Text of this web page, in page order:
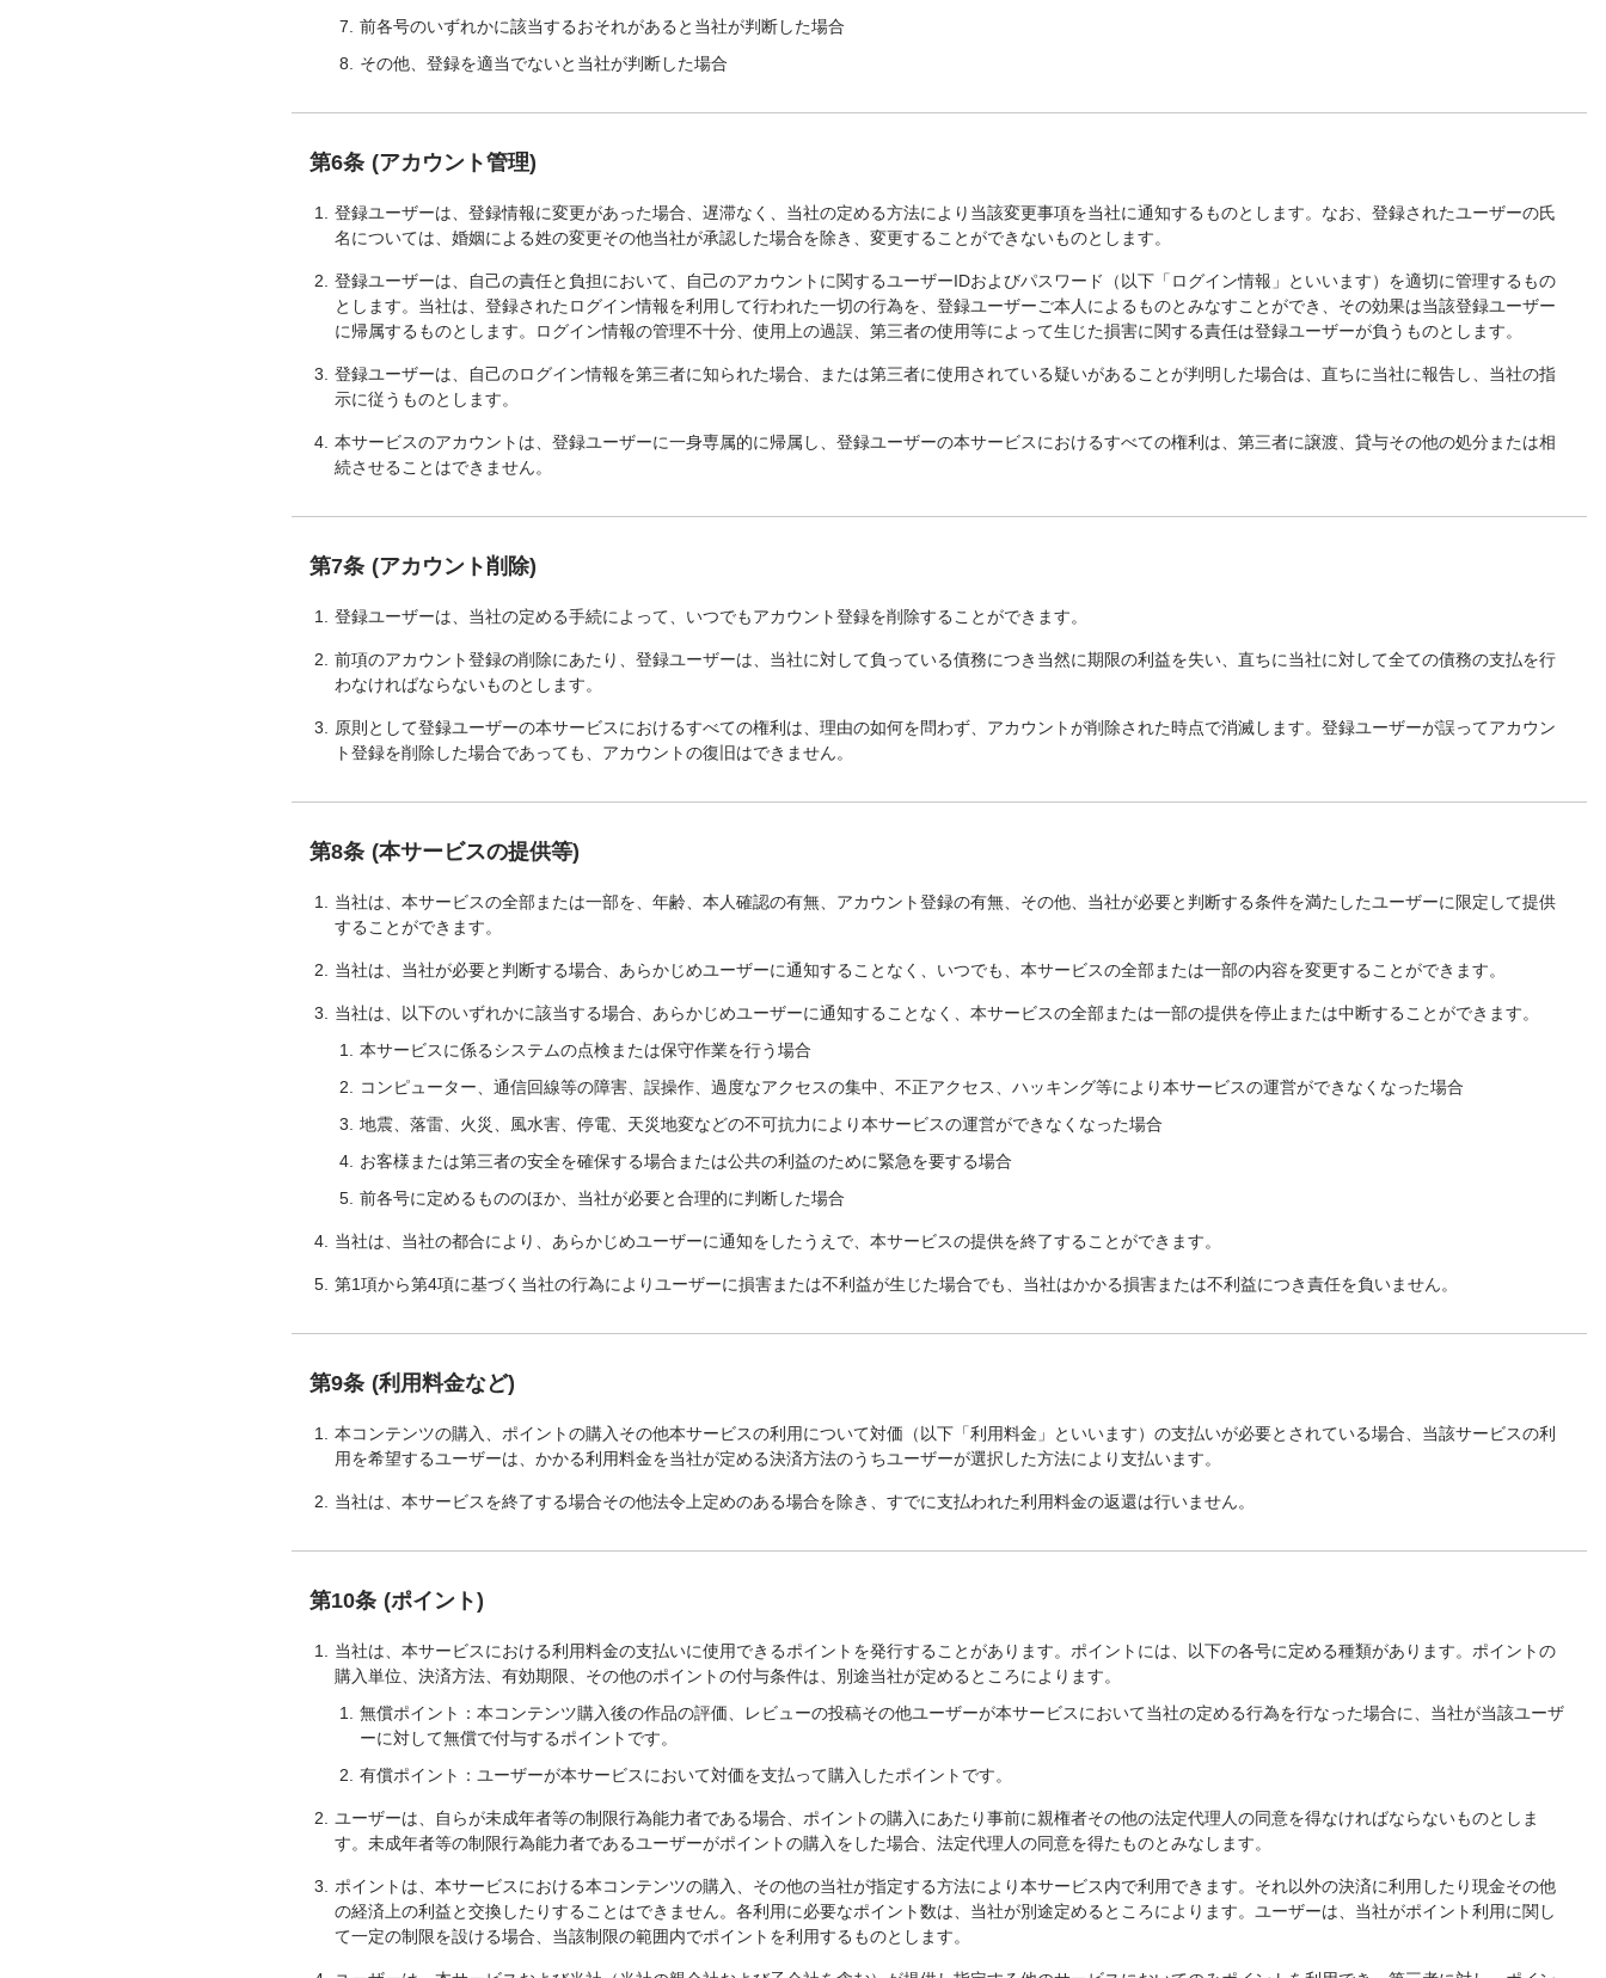
前各号のいずれかに該当するおそれがあると当社が判断した場合
その他、登録を適当でないと当社が判断した場合
第6条 (アカウント管理)
登録ユーザーは、登録情報に変更があった場合、遅滞なく、当社の定める方法により当該変更事項を当社に通知するものとします。なお、登録されたユーザーの氏
名については、婚姻による姓の変更その他当社が承認した場合を除き、変更することができないものとします。
登録ユーザーは、自己の責任と負担において、自己のアカウントに関するユーザーIDおよびパスワード（以下「ログイン情報」といいます）を適切に管理するもの
とします。当社は、登録されたログイン情報を利用して行われた一切の行為を、登録ユーザーご本人によるものとみなすことができ、その効果は当該登録ユーザー
に帰属するものとします。ログイン情報の管理不十分、使用上の過誤、第三者の使用等によって生じた損害に関する責任は登録ユーザーが負うものとします。
登録ユーザーは、自己のログイン情報を第三者に知られた場合、または第三者に使用されている疑いがあることが判明した場合は、直ちに当社に報告し、当社の指
示に従うものとします。
本サービスのアカウントは、登録ユーザーに一身専属的に帰属し、登録ユーザーの本サービスにおけるすべての権利は、第三者に譲渡、貸与その他の処分または相
続させることはできません。
第7条 (アカウント削除)
登録ユーザーは、当社の定める手続によって、いつでもアカウント登録を削除することができます。
前項のアカウント登録の削除にあたり、登録ユーザーは、当社に対して負っている債務につき当然に期限の利益を失い、直ちに当社に対して全ての債務の支払を行
わなければならないものとします。
原則として登録ユーザーの本サービスにおけるすべての権利は、理由の如何を問わず、アカウントが削除された時点で消滅します。登録ユーザーが誤ってアカウン
ト登録を削除した場合であっても、アカウントの復旧はできません。
第8条 (本サービスの提供等)
当社は、本サービスの全部または一部を、年齢、本人確認の有無、アカウント登録の有無、その他、当社が必要と判断する条件を満たしたユーザーに限定して提供
することができます。
当社は、当社が必要と判断する場合、あらかじめユーザーに通知することなく、いつでも、本サービスの全部または一部の内容を変更することができます。
当社は、以下のいずれかに該当する場合、あらかじめユーザーに通知することなく、本サービスの全部または一部の提供を停止または中断することができます。
本サービスに係るシステムの点検または保守作業を行う場合
コンピューター、通信回線等の障害、誤操作、過度なアクセスの集中、不正アクセス、ハッキング等により本サービスの運営ができなくなった場合
地震、落雷、火災、風水害、停電、天災地変などの不可抗力により本サービスの運営ができなくなった場合
お客様または第三者の安全を確保する場合または公共の利益のために緊急を要する場合
前各号に定めるもののほか、当社が必要と合理的に判断した場合
当社は、当社の都合により、あらかじめユーザーに通知をしたうえで、本サービスの提供を終了することができます。
第1項から第4項に基づく当社の行為によりユーザーに損害または不利益が生じた場合でも、当社はかかる損害または不利益につき責任を負いません。
第9条 (利用料金など)
本コンテンツの購入、ポイントの購入その他本サービスの利用について対価（以下「利用料金」といいます）の支払いが必要とされている場合、当該サービスの利
用を希望するユーザーは、かかる利用料金を当社が定める決済方法のうちユーザーが選択した方法により支払います。
当社は、本サービスを終了する場合その他法令上定めのある場合を除き、すでに支払われた利用料金の返還は行いません。
第10条 (ポイント)
当社は、本サービスにおける利用料金の支払いに使用できるポイントを発行することがあります。ポイントには、以下の各号に定める種類があります。ポイントの
購入単位、決済方法、有効期限、その他のポイントの付与条件は、別途当社が定めるところによります。
無償ポイント：本コンテンツ購入後の作品の評価、レビューの投稿その他ユーザーが本サービスにおいて当社の定める行為を行なった場合に、当社が当該ユーザ
ーに対して無償で付与するポイントです。
有償ポイント：ユーザーが本サービスにおいて対価を支払って購入したポイントです。
ユーザーは、自らが未成年者等の制限行為能力者である場合、ポイントの購入にあたり事前に親権者その他の法定代理人の同意を得なければならないものとしま
す。未成年者等の制限行為能力者であるユーザーがポイントの購入をした場合、法定代理人の同意を得たものとみなします。
ポイントは、本サービスにおける本コンテンツの購入、その他の当社が指定する方法により本サービス内で利用できます。それ以外の決済に利用したり現金その他
の経済上の利益と交換したりすることはできません。各利用に必要なポイント数は、当社が別途定めるところによります。ユーザーは、当社がポイント利用に関し
て一定の制限を設ける場合、当該制限の範囲内でポイントを利用するものとします。